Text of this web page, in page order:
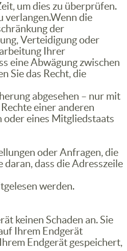
um dies zu überprüfen.
verlangen.Wenn die
der
Verteidigung oder
Ihrer
eine Abwägung zwischen
Sie das Recht, die
abgesehen – nur mit
einer anderen
oder eines Mitgliedstaats
oder Anfragen, die
daran, dass die Adresszeile
werden.
keinen Schaden an. Sie
Ihrem Endgerät
Endgerät gespeichert,